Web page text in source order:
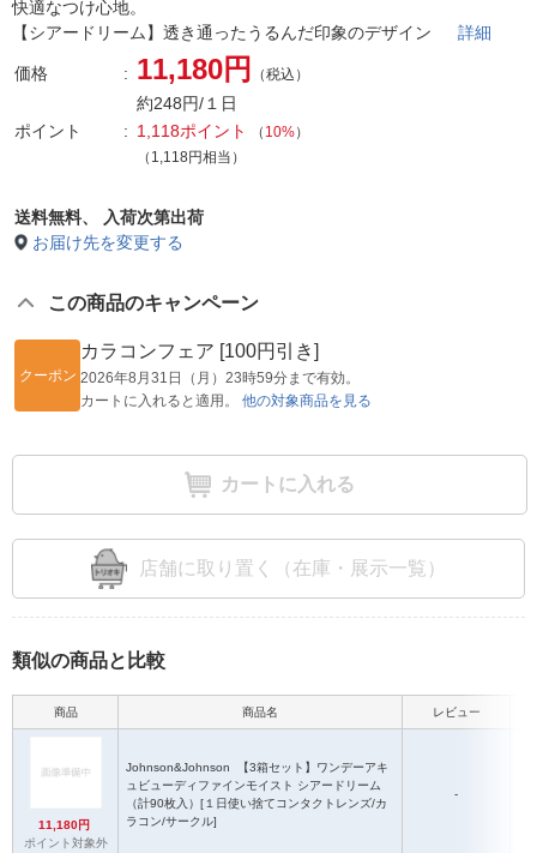
快適なつけ心地。
【シアードリーム】透き通ったうるんだ印象のデザイン 詳細
価格 11,180円 （税込）
約248円/１日
ポイント
1,118ポイント （ 10%）
（1,118円相当）
送料無料、
入荷次第出荷
お届け先を変更する
この商品のキャンペーン
クーポン
カラコンフェア [100円引き]
2026年8月31日（月）23時59分まで有効。
カートに入れると適用。 他の対象商品を見る
カートに入れる
店舗に取り置く（在庫・展示一覧）
類似の商品と比較
商品 商品名 レビュー
11,180円
ポイント対象外
Johnson&Johnson
ュビューディファインモイスト シアードリーム
（計90枚入）[１日使い捨てコンタクトレンズ/カ
ラコン/サークル]
-